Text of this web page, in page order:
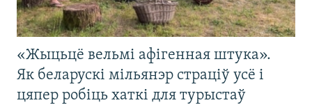
«Жыцьцё вельмі афігенная штука».
Як беларускі мільянэр страціў усё і
цяпер робіць хаткі для турыстаў